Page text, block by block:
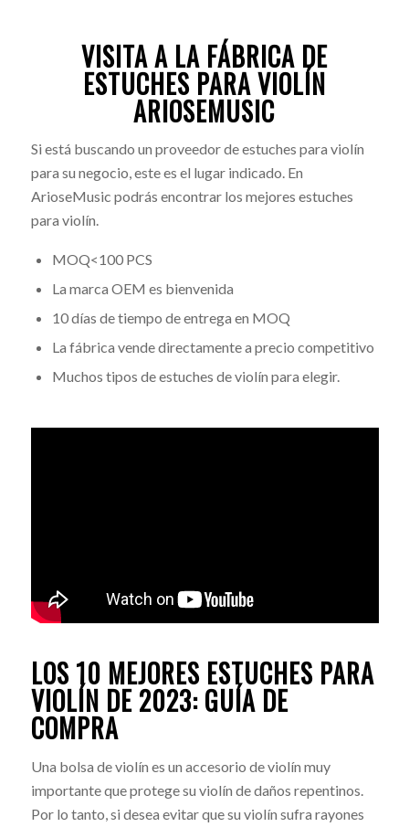
VISITA A LA FÁBRICA DE
ESTUCHES PARA VIOLÍN
ARIOSEMUSIC
Si está buscando un proveedor de estuches para violín
para su negocio, este es el lugar indicado. En
ArioseMusic podrás encontrar los mejores estuches
para violín.
MOQ<100 PCS
La marca OEM es bienvenida
10 días de tiempo de entrega en MOQ
La fábrica vende directamente a precio competitivo
Muchos tipos de estuches de violín para elegir.
LOS 10 MEJORES ESTUCHES PARA
VIOLÍN DE 2023: GUÍA DE
COMPRA
Una bolsa de violín es un accesorio de violín muy
importante que protege su violín de daños repentinos.
Por lo tanto, si desea evitar que su violín sufra rayones